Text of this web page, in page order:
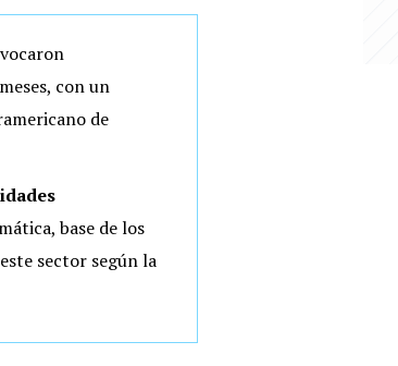
con un
de
base de los
sector según la